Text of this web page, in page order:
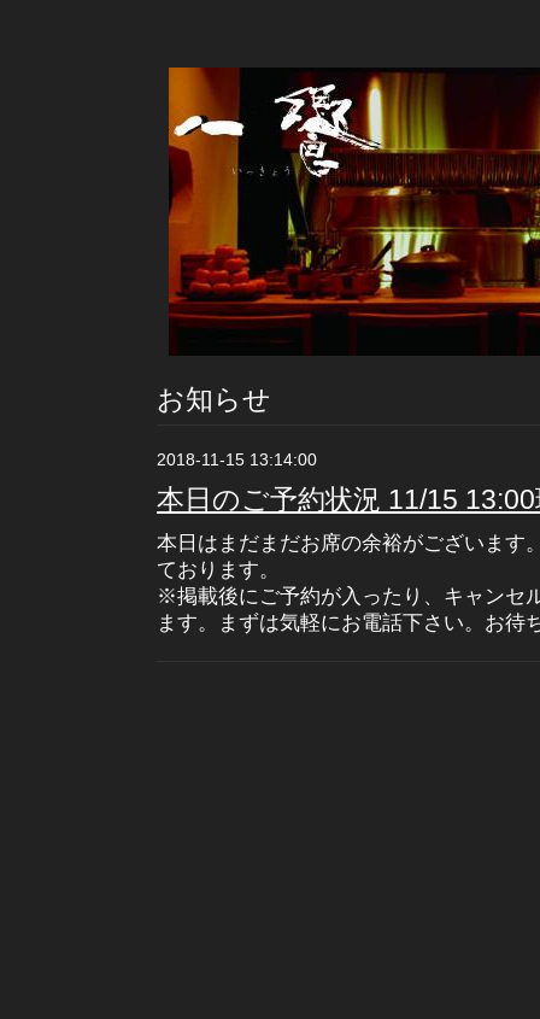
お知らせ
2018-11-15 13:14:00
本日のご予約状況 11/15
本日はまだまだお席の余裕がございます
ております。
※掲載後にご予約が入ったり、キャンセ
ます。まずは気軽にお電話下さい。お待